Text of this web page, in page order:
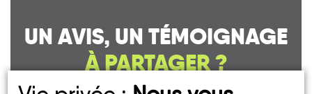
UN AVIS, UN TÉMOIGNAGE
À PARTAGER ?